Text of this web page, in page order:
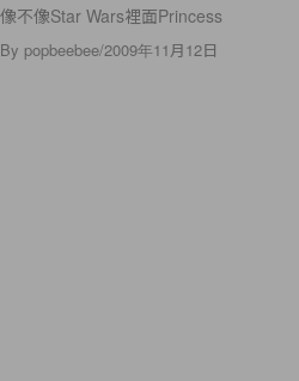
像不像Star Wars裡面Princess
By popbeebee/2009年11月12日